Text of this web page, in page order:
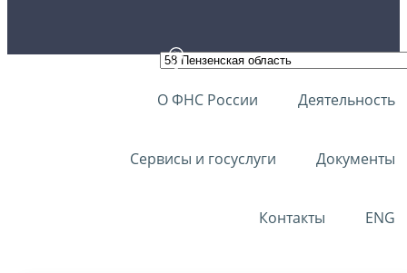
О ФНС России Деятельность
Сервисы и госуслуги Документы
Контакты ENG